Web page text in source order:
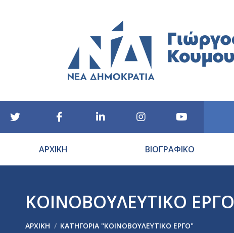
ΑΡΧΙΚΗ ΒΙΟΓΡΑΦΙΚΟ
ΚΟΙΝΟΒΟΥΛΕΥΤΙΚΟ ΕΡΓΟ
ΑΡΧΙΚΉ ΚΑΤΗΓΟΡΊΑ "ΚΟΙΝΟΒΟΥΛΕΥΤΙΚΟ ΕΡΓΟ"